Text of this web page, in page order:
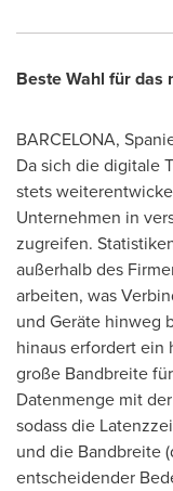
Beste Wahl für das
BARCELONA,
Da sich die digitale
stets
Unternehmen in
zugreifen.
außerhalb des
arbeiten, was
und Geräte hinweg
hinaus erfordert
große Bandbreite
Datenmenge mit
sodass die
und die Bandbreite
entscheidender